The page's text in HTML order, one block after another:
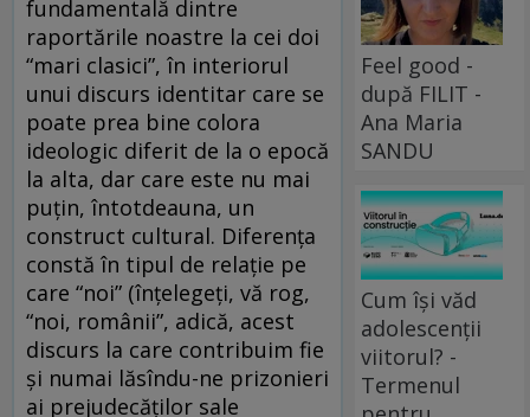
fundamentală dintre
raportările noastre la cei doi
“mari clasici”, în interiorul
unui discurs identitar care se
poate prea bine colora
ideologic diferit de la o epocă
la alta, dar care este nu mai
puţin, întotdeauna, un
construct cultural. Diferenţa
constă în tipul de relaţie pe
care “noi” (înţelegeţi, vă rog,
“noi, românii”, adică, acest
discurs la care contribuim fie
şi numai lăsîndu-ne prizonieri
ai prejudecăţilor sale
Feel good -
după FILIT -
Ana Maria
SANDU
Cum își văd
adolescenții
viitorul? -
Termenul